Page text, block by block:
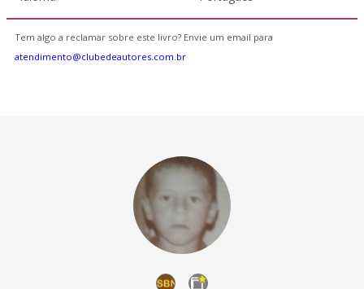
Tem algo a reclamar sobre este livro? Envie um email para
atendimento@clubedeautores.com.br